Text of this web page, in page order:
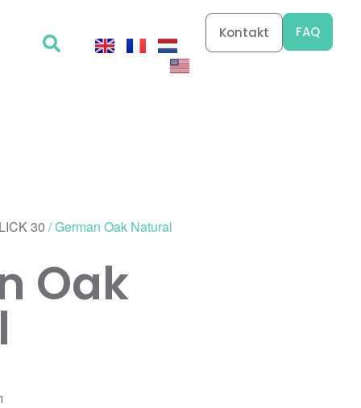
Kontakt FAQ
30 / German Oak Natural
Oak